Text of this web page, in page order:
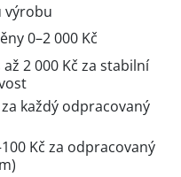
výrobu
0–2 000 Kč
2 000 Kč za stabilní
každý odpracovaný
Kč za odpracovaný